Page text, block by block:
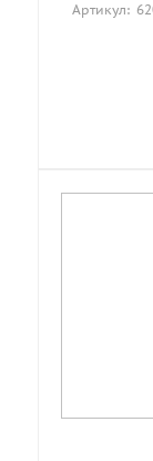
Артикул: